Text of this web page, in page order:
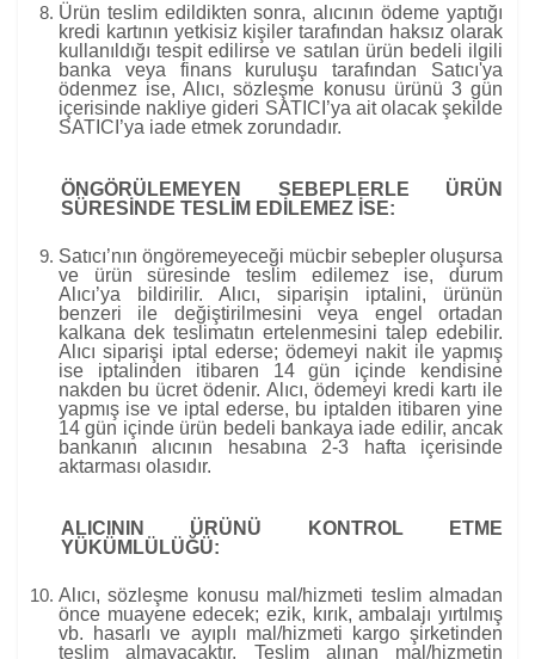
Ürün teslim edildikten sonra, alıcının ödeme yaptığı
kredi kartının yetkisiz kişiler tarafından haksız olarak
kullanıldığı tespit edilirse ve satılan ürün bedeli ilgili
banka veya finans kuruluşu tarafından Satıcı'ya
ödenmez ise, Alıcı, sözleşme konusu ürünü 3 gün
içerisinde nakliye gideri SATICI’ya ait olacak şekilde
SATICI’ya iade etmek zorundadır.
ÖNGÖRÜLEMEYEN SEBEPLERLE ÜRÜN
SÜRESİNDE TESLİM EDİLEMEZ İSE:
Satıcı’nın öngöremeyeceği mücbir sebepler oluşursa
ve ürün süresinde teslim edilemez ise, durum
Alıcı’ya bildirilir. Alıcı, siparişin iptalini, ürünün
benzeri ile değiştirilmesini veya engel ortadan
kalkana dek teslimatın ertelenmesini talep edebilir.
Alıcı siparişi iptal ederse; ödemeyi nakit ile yapmış
ise iptalinden itibaren 14 gün içinde kendisine
nakden bu ücret ödenir. Alıcı, ödemeyi kredi kartı ile
yapmış ise ve iptal ederse, bu iptalden itibaren yine
14 gün içinde ürün bedeli bankaya iade edilir, ancak
bankanın alıcının hesabına 2-3 hafta içerisinde
aktarması olasıdır.
ALICININ ÜRÜNÜ KONTROL ETME
YÜKÜMLÜLÜĞÜ:
Alıcı, sözleşme konusu mal/hizmeti teslim almadan
önce muayene edecek; ezik, kırık, ambalajı yırtılmış
vb. hasarlı ve ayıplı mal/hizmeti kargo şirketinden
teslim almayacaktır. Teslim alınan mal/hizmetin